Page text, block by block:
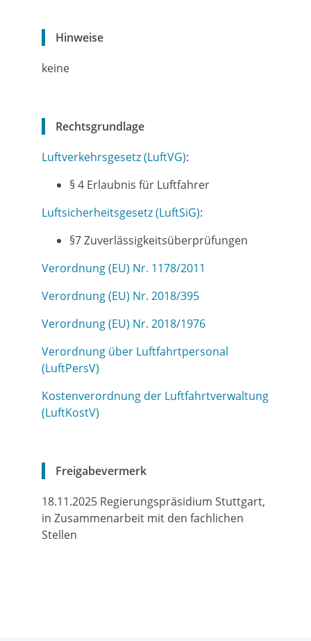
Hinweise
keine
Rechtsgrundlage
Luftverkehrsgesetz (LuftVG):
§ 4 Erlaubnis für Luftfahrer
Luftsicherheitsgesetz (LuftSiG):
§7 Zuverlässigkeitsüberprüfungen
Verordnung (EU) Nr. 1178/2011
Verordnung (EU) Nr. 2018/395
Verordnung (EU) Nr. 2018/1976
Verordnung über Luftfahrtpersonal
(LuftPersV)
Kostenverordnung der Luftfahrtverwaltung
(LuftKostV)
Freigabevermerk
18.11.2025 Regierungspräsidium Stuttgart,
in Zusammenarbeit mit den fachlichen
Stellen